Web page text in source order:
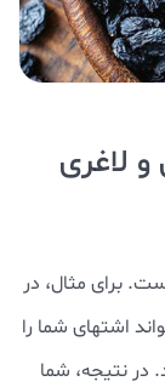
لاغری
برای مثال، در
اشتهای شما را
در نتیجه، شما